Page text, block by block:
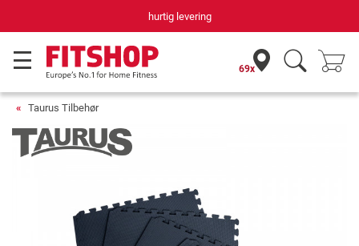
hurtig levering
69x
Taurus Tilbehør